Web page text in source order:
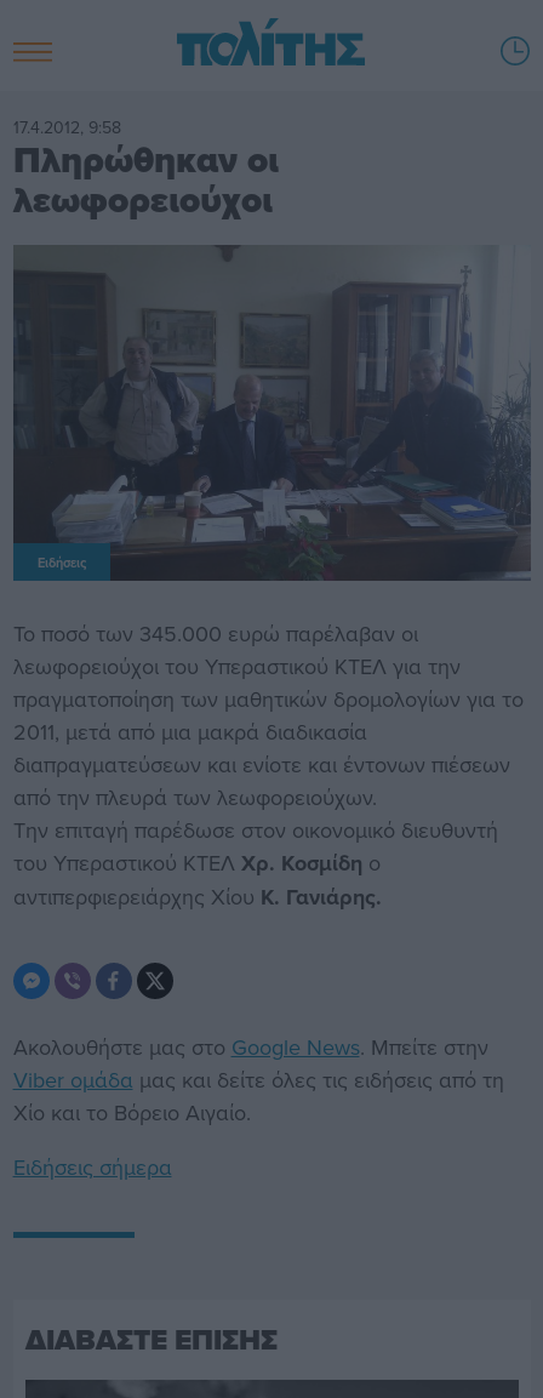
17.4.2012, 9:58
Πληρώθηκαν οι
λεωφορειούχοι
Ειδήσεις
Το ποσό των 345.000 ευρώ παρέλαβαν οι
λεωφορειούχοι του Υπεραστικού ΚΤΕΛ για την
πραγματοποίηση των μαθητικών δρομολογίων για το
2011, μετά από μια μακρά διαδικασία
διαπραγματεύσεων και ενίοτε και έντονων πιέσεων
από την πλευρά των λεωφορειούχων.
Την επιταγή παρέδωσε στον οικονομικό διευθυντή
του Υπεραστικού ΚΤΕΛ Χρ. Κοσμίδη ο
αντιπερφιερειάρχης Χίου Κ. Γανιάρης.
Ακολουθήστε μας στο Google News. Μπείτε στην
Viber ομάδα μας και δείτε όλες τις ειδήσεις από τη
Χίο και το Βόρειο Αιγαίο.
Ειδήσεις σήμερα
ΔΙΑΒΑΣΤΕ ΕΠΙΣΗΣ